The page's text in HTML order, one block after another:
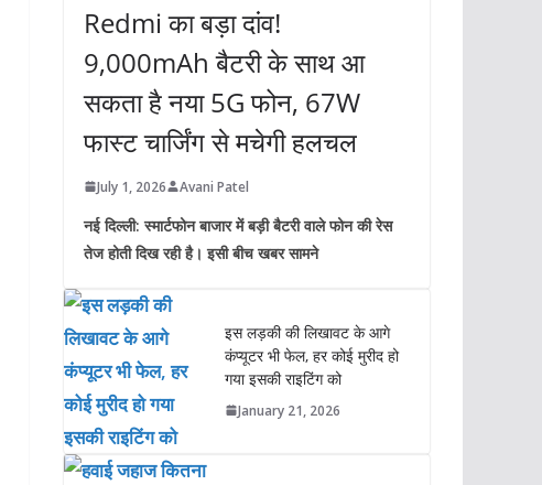
Redmi का बड़ा दांव!
9,000mAh बैटरी के साथ आ
सकता है नया 5G फोन, 67W
फास्ट चार्जिंग से मचेगी हलचल
July 1, 2026 Avani Patel
नई दिल्ली: स्मार्टफोन बाजार में बड़ी बैटरी वाले फोन की रेस
तेज होती दिख रही है। इसी बीच खबर सामने
इस लड़की की लिखावट के आगे
कंप्यूटर भी फेल, हर कोई मुरीद हो
गया इसकी राइटिंग को
January 21, 2026